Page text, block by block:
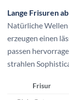
Lange Frisuren
Natürliche
erzeugen einen
passen
strahlen
Frisur